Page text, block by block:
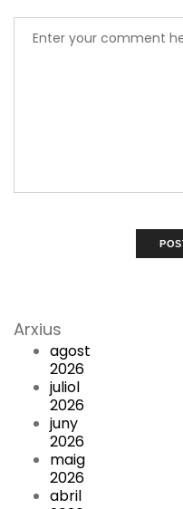
Arxius
agost
2026
juliol
2026
juny
2026
maig
2026
abril